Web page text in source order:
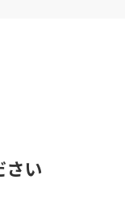
さい